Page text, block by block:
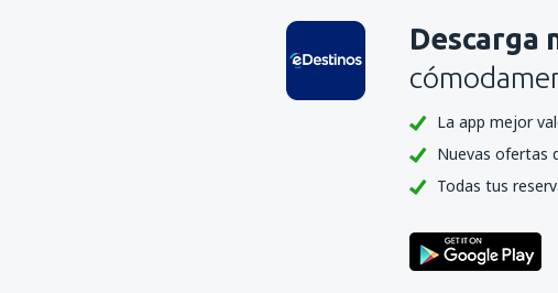
Descarga
La app mejor
Nuevas ofertas
Todas tus